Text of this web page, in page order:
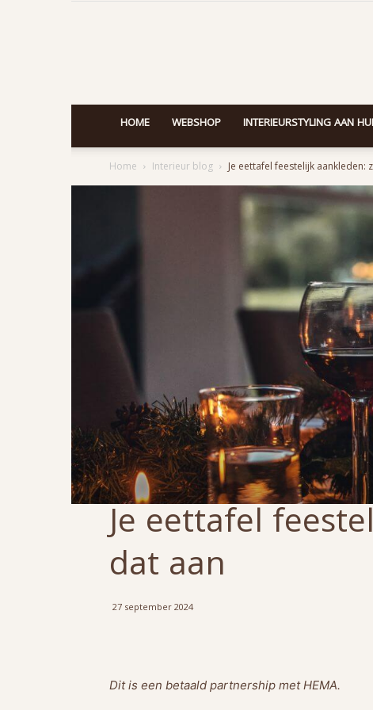
HOME WEBSHOP INTERIEURSTYLING AAN
Home Interieur blog Je eettafel feestelijk aankleden:
Je eettafel
dat aan
27 september 2024
Dit is een betaald partnership met HEMA.